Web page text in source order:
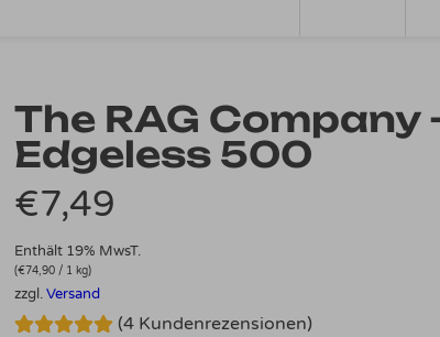
The RAG Company
Edgeless 500
€7,49
Enthält 19% MwsT.
(€74,90 / 1 kg)
zzgl.Versand
(4Kundenrezensionen)